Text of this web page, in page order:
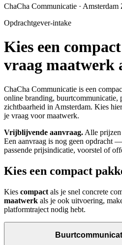
ChaCha Communicatie · Amsterdam
Opdrachtgever-intake
Kies een
vraag maatwerk
ChaCha Communicatie is een
online branding, buurtcommunicatie,
zichtbaarheid in Amsterdam. Kies
je vraag voor maatwerk.
Vrijblijvende aanvraag. Alle
Een aanvraag is nog geen opdracht
passende prijsindicatie, voorstel of
Kies een compact
Kies compact als je snel concrete
maatwerk als je ook uitvoering,
platformtraject nodig hebt.